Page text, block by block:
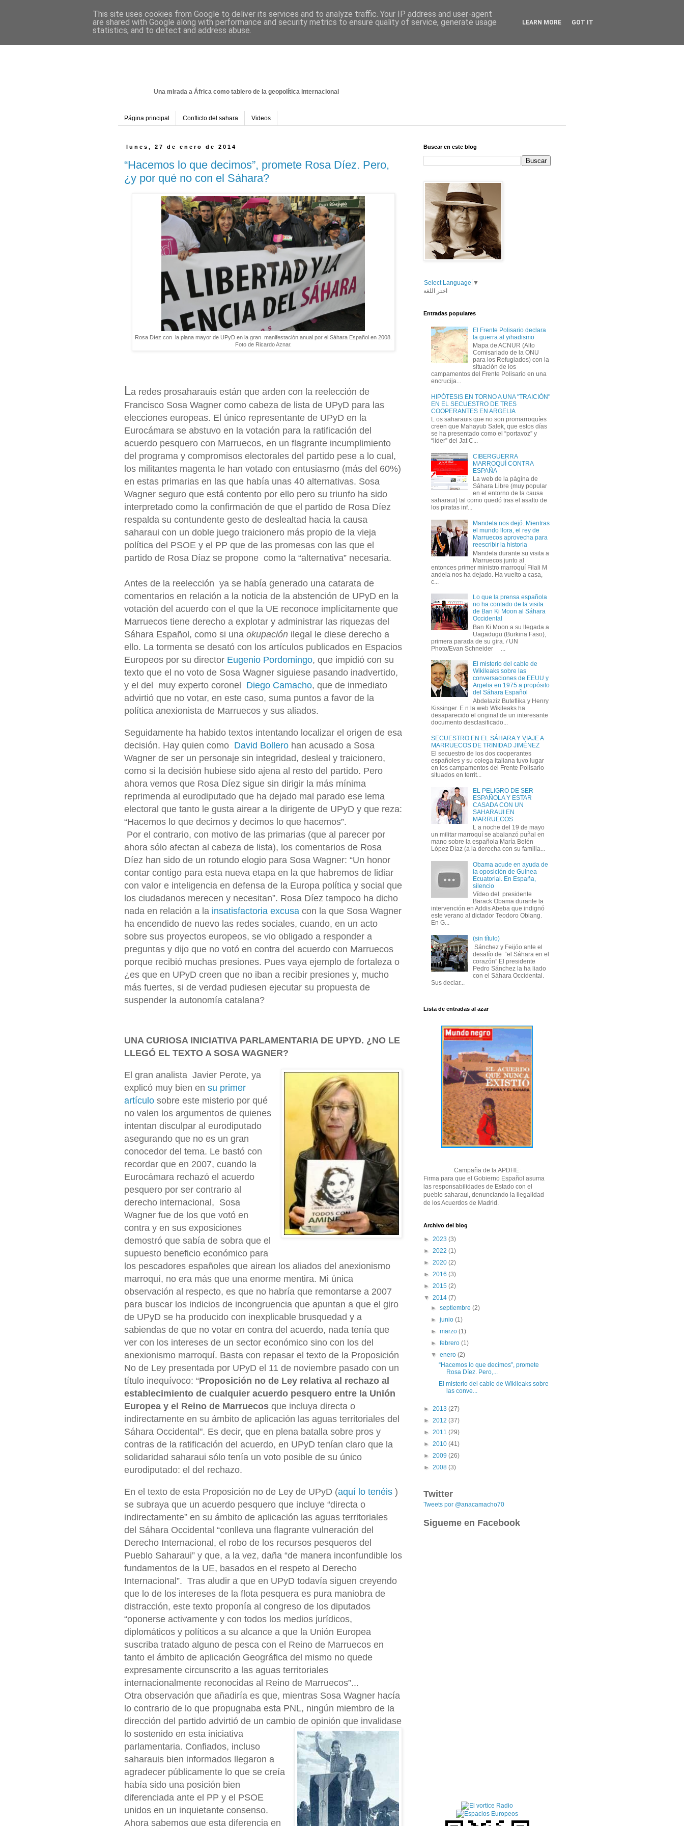
Una mirada a África como tablero de la geopolítica internacional
Página principal Conflicto del sahara Videos
lunes, 27 de enero de 2014
“Hacemos lo que decimos”, promete Rosa Díez. Pero,
¿y por qué no con el Sáhara?
Rosa Díez con la plana mayor de UPyD en la gran manifestación anual por el Sáhara Español en 2008.
Foto de Ricardo Aznar.
La redes prosaharauis están que arden con la reelección de
Francisco Sosa Wagner como cabeza de lista de UPyD para las
elecciones europeas. El único representante de UPyD en la
Eurocámara se abstuvo en la votación para la ratificación del
acuerdo pesquero con Marruecos, en un flagrante incumplimiento
del programa y compromisos electorales del partido pese a lo cual,
los militantes magenta le han votado con entusiasmo (más del 60%)
en estas primarias en las que había unas 40 alternativas. Sosa
Wagner seguro que está contento por ello pero su triunfo ha sido
interpretado como la confirmación de que el partido de Rosa Díez
respalda su contundente gesto de deslealtad hacia la causa
saharaui con un doble juego traicionero más propio de la vieja
política del PSOE y el PP que de las promesas con las que el
partido de Rosa Díaz se propone como la “alternativa” necesaria.
Antes de la reelección ya se había generado una catarata de
comentarios en relación a la noticia de la abstención de UPyD en la
votación del acuerdo con el que la UE reconoce implícitamente que
Marruecos tiene derecho a explotar y administrar las riquezas del
Sáhara Español, como si una okupación ilegal le diese derecho a
ello. La tormenta se desató con los artículos publicados en Espacios
Europeos por su director Eugenio Pordomingo, que impidió con su
texto que el no voto de Sosa Wagner siguiese pasando inadvertido,
y el del muy experto coronel Diego Camacho, que de inmediato
advirtió que no votar, en este caso, suma puntos a favor de la
política anexionista de Marruecos y sus aliados.
Seguidamente ha habido textos intentando localizar el origen de esa
decisión. Hay quien como David Bollero han acusado a Sosa
Wagner de ser un personaje sin integridad, desleal y traicionero,
como si la decisión hubiese sido ajena al resto del partido. Pero
ahora vemos que Rosa Díez sigue sin dirigir la más mínima
reprimenda al eurodiputado que ha dejado mal parado ese lema
electoral que tanto le gusta airear a la dirigente de UPyD y que reza:
“Hacemos lo que decimos y decimos lo que hacemos”.
Por el contrario, con motivo de las primarias (que al parecer por
ahora sólo afectan al cabeza de lista), los comentarios de Rosa
Díez han sido de un rotundo elogio para Sosa Wagner: “Un honor
contar contigo para esta nueva etapa en la que habremos de lidiar
con valor e inteligencia en defensa de la Europa política y social que
los ciudadanos merecen y necesitan”. Rosa Díez tampoco ha dicho
nada en relación a la insatisfactoria excusa con la que Sosa Wagner
ha encendido de nuevo las redes sociales, cuando, en un acto
sobre sus proyectos europeos, se vio obligado a responder a
preguntas y dijo que no votó en contra del acuerdo con Marruecos
porque recibió muchas presiones. Pues vaya ejemplo de fortaleza o
¿es que en UPyD creen que no iban a recibir presiones y, mucho
más fuertes, si de verdad pudiesen ejecutar su propuesta de
suspender la autonomía catalana?
UNA CURIOSA INICIATIVA PARLAMENTARIA DE UPYD. ¿NO LE
LLEGÓ EL TEXTO A SOSA WAGNER?
El gran analista Javier Perote, ya
explicó muy bien en su primer
artículo sobre este misterio por qué
no valen los argumentos de quienes
intentan disculpar al eurodiputado
asegurando que no es un gran
conocedor del tema. Le bastó con
recordar que en 2007, cuando la
Eurocámara rechazó el acuerdo
pesquero por ser contrario al
derecho internacional, Sosa
Wagner fue de los que votó en
contra y en sus exposiciones
demostró que sabía de sobra que el
supuesto beneficio económico para
los pescadores españoles que airean los aliados del anexionismo
marroquí, no era más que una enorme mentira. Mi única
observación al respecto, es que no habría que remontarse a 2007
para buscar los indicios de incongruencia que apuntan a que el giro
de UPyD se ha producido con inexplicable brusquedad y a
sabiendas de que no votar en contra del acuerdo, nada tenía que
ver con los intereses de un sector económico sino con los del
anexionismo marroquí. Basta con repasar el texto de la Proposición
No de Ley presentada por UPyD el 11 de noviembre pasado con un
título inequívoco: “Proposición no de Ley relativa al rechazo al
establecimiento de cualquier acuerdo pesquero entre la Unión
Europea y el Reino de Marruecos que incluya directa o
indirectamente en su ámbito de aplicación las aguas territoriales del
Sáhara Occidental". Es decir, que en plena batalla sobre pros y
contras de la ratificación del acuerdo, en UPyD tenían claro que la
solidaridad saharaui sólo tenía un voto posible de su único
eurodiputado: el del rechazo.
En el texto de esta Proposición no de Ley de UPyD (aquí lo tenéis )
se subraya que un acuerdo pesquero que incluye “directa o
indirectamente” en su ámbito de aplicación las aguas territoriales
del Sáhara Occidental “conlleva una flagrante vulneración del
Derecho Internacional, el robo de los recursos pesqueros del
Pueblo Saharaui” y que, a la vez, daña “de manera inconfundible los
fundamentos de la UE, basados en el respeto al Derecho
Internacional”. Tras aludir a que en UPyD todavía siguen creyendo
que lo de los intereses de la flota pesquera es pura maniobra de
distracción, este texto proponía al congreso de los diputados
“oponerse activamente y con todos los medios jurídicos,
diplomáticos y políticos a su alcance a que la Unión Europea
suscriba tratado alguno de pesca con el Reino de Marruecos en
tanto el ámbito de aplicación Geográfica del mismo no quede
expresamente circunscrito a las aguas territoriales
internacionalmente reconocidas al Reino de Marruecos”...
Otra observación que añadiría es que, mientras Sosa Wagner hacía
lo contrario de lo que propugnaba esta PNL, ningún miembro de la
dirección del partido advirtió de un cambio de opinión que invalidase
lo sostenido en esta iniciativa
parlamentaria. Confiados, incluso
saharauis bien informados llegaron a
agradecer públicamente lo que se creía
había sido una posición bien
diferenciada ante el PP y el PSOE
unidos en un inquietante consenso.
Ahora sabemos que esta diferencia en
Buscar en este blog
Select Language ▼
اختر اللغة
Entradas populares
El Frente Polisario declara
la guerra al yihadismo
Mapa de ACNUR (Alto
Comisariado de la ONU
para los Refugiados) con la
situación de los
campamentos del Frente Polisario en una
encrucija...
HIPÓTESIS EN TORNO A UNA "TRAICIÓN"
EN EL SECUESTRO DE TRES
COOPERANTES EN ARGELIA
L os saharauis que no son promarroquíes
creen que Mahayub Salek, que estos días
se ha presentado como el “portavoz” y
“líder” del Jat C...
CIBERGUERRA
MARROQUÍ CONTRA
ESPAÑA
La web de la página de
Sáhara Libre (muy popular
en el entorno de la causa
saharaui) tal como quedó tras el asalto de
los piratas inf...
Mandela nos dejó. Mientras
el mundo llora, el rey de
Marruecos aprovecha para
reescribir la historia
Mandela durante su visita a
Marruecos junto al
entonces primer ministro marroquí Filali M
andela nos ha dejado. Ha vuelto a casa,
c...
Lo que la prensa española
no ha contado de la visita
de Ban Ki Moon al Sáhara
Occidental
Ban Ki Moon a su llegada a
Uagadugu (Burkina Faso),
primera parada de su gira. / UN
Photo/Evan Schneider ...
El misterio del cable de
Wikileaks sobre las
conversaciones de EEUU y
Argelia en 1975 a propósito
del Sáhara Español
Abdelaziz Buteflika y Henry
Kissinger. E n la web Wikileaks ha
desaparecido el original de un interesante
documento desclasificado...
SECUESTRO EN EL SÁHARA Y VIAJE A
MARRUECOS DE TRINIDAD JIMÉNEZ
El secuestro de los dos cooperantes
españoles y su colega italiana tuvo lugar
en los campamentos del Frente Polisario
situados en territ...
EL PELIGRO DE SER
ESPAÑOLA Y ESTAR
CASADA CON UN
SAHARAUI EN
MARRUECOS
L a noche del 19 de mayo
un militar marroquí se abalanzó puñal en
mano sobre la española María Belén
López Díaz (a la derecha con su familia...
Obama acude en ayuda de
la oposición de Guinea
Ecuatorial. En España,
silencio
Vídeo del presidente
Barack Obama durante la
intervención en Addis Abeba que indignó
este verano al dictador Teodoro Obiang.
En G...
(sin título)
Sánchez y Feijóo ante el
desafío de “el Sáhara en el
corazón” El presidente
Pedro Sánchez la ha liado
con el Sáhara Occidental.
Sus declar...
Lista de entradas al azar
Campaña de la APDHE:
Firma para que el Gobierno Español asuma
las responsabilidades de Estado con el
pueblo saharaui, denunciando la ilegalidad
de los Acuerdos de Madrid.
Archivo del blog
► 2023 (3)
► 2022 (1)
► 2020 (2)
► 2016 (3)
► 2015 (2)
▼ 2014 (7)
►septiembre(2)
►junio(1)
►marzo(1)
►febrero(1)
▼enero(2)
“Hacemos lo que decimos”, promete
Rosa Díez. Pero,...
El misterio del cable de Wikileaks sobre
las conve...
► 2013 (27)
► 2012 (37)
► 2011 (29)
► 2010 (41)
► 2009 (26)
► 2008 (3)
Twitter
Tweets por @anacamacho70
Sigueme en Facebook
This site uses cookies from Google to deliver its services and to analyze traffic. Your IP address and user-agent
are shared with Google along with performance and security metrics to ensure quality of service, generate usage
statistics, and to detect and address abuse.
LEARN MORE GOT IT